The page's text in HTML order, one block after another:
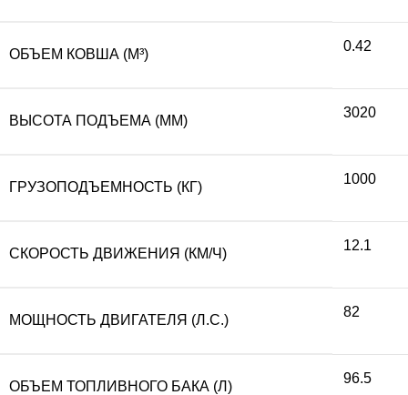
ОБЪЕМ КОВША (М³)
0.42
ВЫСОТА ПОДЪЕМА (ММ)
3020
ГРУЗОПОДЪЕМНОСТЬ (КГ)
1000
СКОРОСТЬ ДВИЖЕНИЯ (КМ/Ч)
12.1
МОЩНОСТЬ ДВИГАТЕЛЯ (Л.С.)
82
ОБЪЕМ ТОПЛИВНОГО БАКА (Л)
96.5